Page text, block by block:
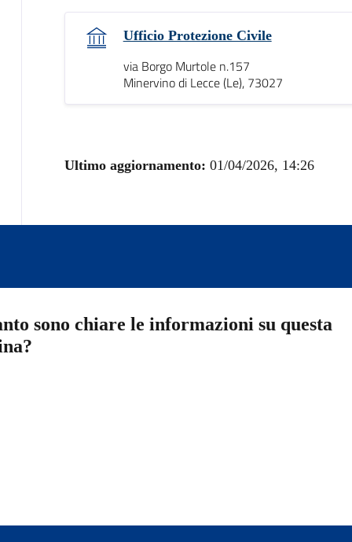
Ufficio Protezione Civile
via Borgo Murtole n.157
Minervino di Lecce (Le), 73027
Ultimo aggiornamento: 01/04/2026, 14:26
sono chiare le informazioni su questa
5 stelle su 5
4 stelle su 5
3 stelle su 5
2 stelle su 5